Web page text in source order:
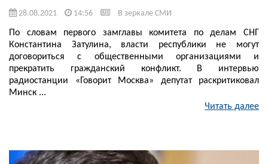
28.08.2021 14:56 В зеркале СМИ
По словам первого замглавы комитета по делам СНГ
Константина Затулина, власти республики не могут
договориться с общественными организациями и
прекратить гражданский конфликт. В интервью
радиостанции «Говорит Москва» депутат раскритиковал
Минск ...
Читать далее